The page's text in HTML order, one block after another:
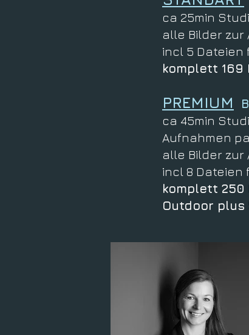
ca 25min
alle Bilder zur
incl 5 Dateien
komplett 169
PREMIUM
ca 45min
Aufnahmen
alle Bilder zur
incl 8 Dateien
komplett 250
Outdoor plus